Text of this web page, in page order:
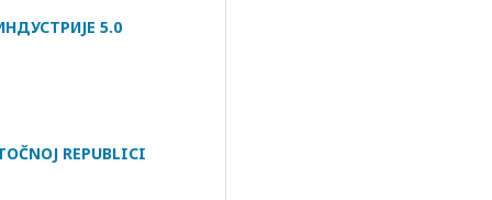
5.0
REPUBLICI